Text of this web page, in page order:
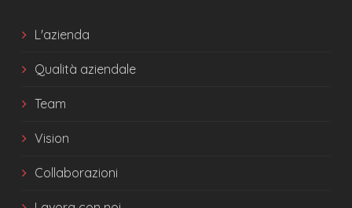
L'azienda
Qualità aziendale
Team
Vision
Collaborazioni